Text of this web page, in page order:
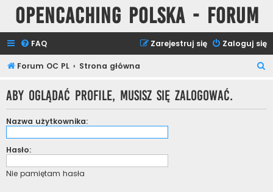
Opencaching Polska - Forum
FAQ Zaloguj się
Zarejestruj się
Forum OC PL Strona główna
k
Aby oglądać profile, musisz się zalogować.
Nazwa użytkownika:
Hasło:
Nie pamiętam hasła